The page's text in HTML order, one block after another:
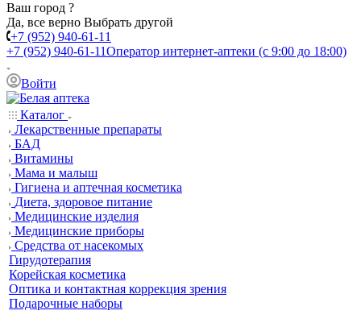
Ваш город ?
Да, все верно Выбрать другой
+7 (952) 940-61-11
+7 (952) 940-61-11Оператор интернет-аптеки (с 9:00 до 18:00)
Войти
Каталог
Лекарственные препараты
БАД
Витамины
Мама и малыш
Гигиена и аптечная косметика
Диета, здоровое питание
Медицинские изделия
Медицинские приборы
Средства от насекомых
Гирудотерапия
Корейская косметика
Оптика и контактная коррекция зрения
Подарочные наборы